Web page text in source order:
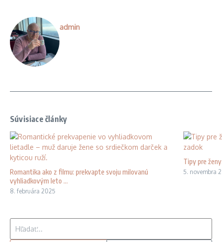
admin
Súvisiace články
Romantika ako z filmu: prekvapte svoju milovanú
vyhliadkovým leto ...
8. februára 2025
Tipy pre
5. novembra